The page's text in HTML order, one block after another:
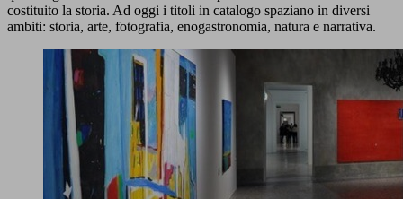
costituito la storia. Ad oggi i titoli in catalogo spaziano in diversi
ambiti: storia, arte, fotografia, enogastronomia, natura e narrativa.